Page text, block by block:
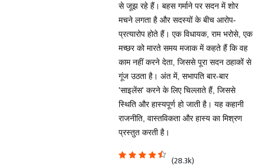
से जूझ रहे हैं। बहस गर्माने पर सदन में शोर
मचने लगता है और सदस्यों के बीच आरोप-
प्रत्यारोप होते हैं। एक विधायक, राम भरोसे, एक
मच्छर को मारते समय मजाक में कहते हैं कि वह
काम नहीं करने देता, जिससे पूरा सदन ठहाकों से
गूंज उठता है। अंत में, सभापति बार-बार
'साइलेंस' करने के लिए चिल्लाते हैं, जिससे
स्थिति और हास्यपूर्ण हो जाती है। यह कहानी
राजनीति, वास्तविकता और हास्य का मिश्रण
प्रस्तुत करती है।
(28.3k)